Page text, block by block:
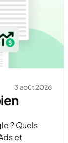
3 août 2026
? Quels
et